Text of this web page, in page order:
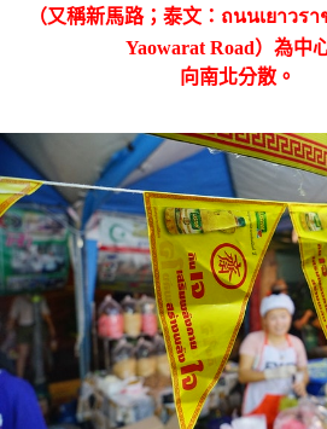
（又稱新馬路；泰文：ถนนเยาวรา
Yaowarat Road）為中
向南北分散。